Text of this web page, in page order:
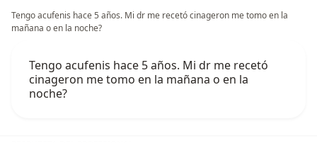
Tengo acufenis hace 5 años. Mi dr me recetó cinageron me tomo en la
mañana o en la noche?
Tengo acufenis hace 5 años. Mi dr me recetó
cinageron me tomo en la mañana o en la
noche?